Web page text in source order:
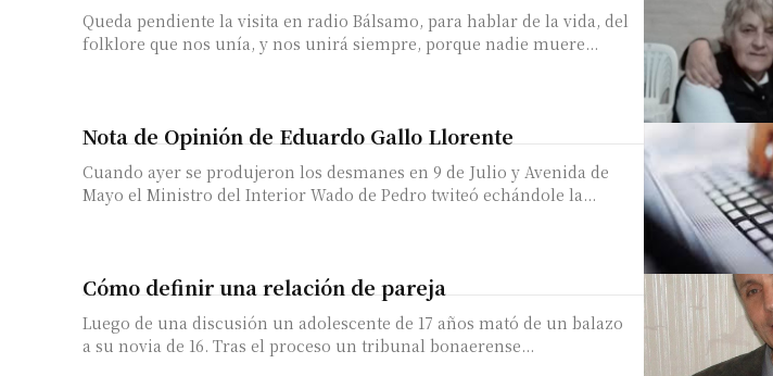
Queda pendiente la visita en radio Bálsamo, para hablar de la vida, del
folklore que nos unía, y nos unirá siempre, porque nadie muere...
Nota de Opinión de Eduardo Gallo Llorente
Cuando ayer se produjeron los desmanes en 9 de Julio y Avenida de
Mayo el Ministro del Interior Wado de Pedro twiteó echándole la...
Cómo definir una relación de pareja
Luego de una discusión un adolescente de 17 años mató de un balazo
a su novia de 16. Tras el proceso un tribunal bonaerense...